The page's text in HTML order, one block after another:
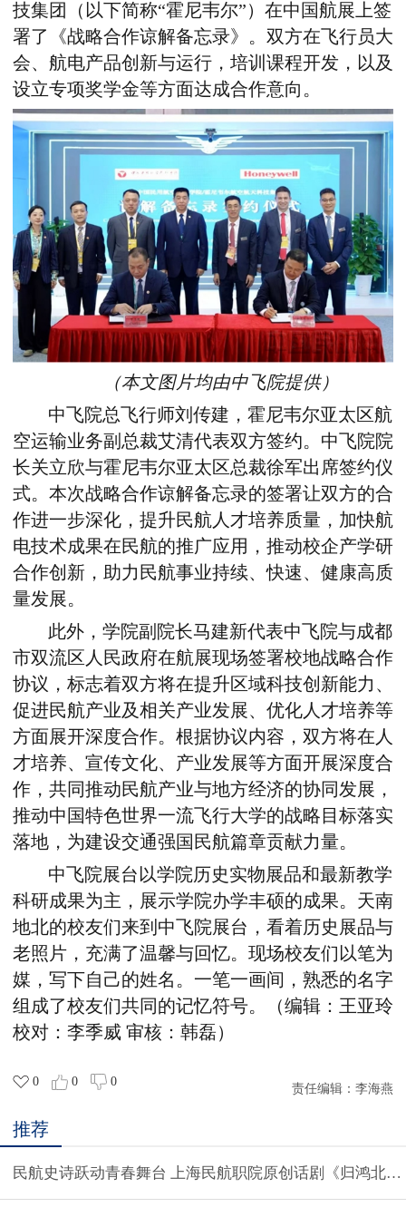
技集团（以下简称“霍尼韦尔”）在中国航展上签
署了《战略合作谅解备忘录》。双方在飞行员大
会、航电产品创新与运行，培训课程开发，以及
设立专项奖学金等方面达成合作意向。
（本文图片均由中飞院提供）
中飞院总飞行师刘传建，霍尼韦尔亚太区航
空运输业务副总裁艾清代表双方签约。中飞院院
长关立欣与霍尼韦尔亚太区总裁徐军出席签约仪
式。本次战略合作谅解备忘录的签署让双方的合
作进一步深化，提升民航人才培养质量，加快航
电技术成果在民航的推广应用，推动校企产学研
合作创新，助力民航事业持续、快速、健康高质
量发展。
此外，学院副院长马建新代表中飞院与成都
市双流区人民政府在航展现场签署校地战略合作
协议，标志着双方将在提升区域科技创新能力、
促进民航产业及相关产业发展、优化人才培养等
方面展开深度合作。根据协议内容，双方将在人
才培养、宣传文化、产业发展等方面开展深度合
作，共同推动民航产业与地方经济的协同发展，
推动中国特色世界一流飞行大学的战略目标落实
落地，为建设交通强国民航篇章贡献力量。
中飞院展台以学院历史实物展品和最新教学
科研成果为主，展示学院办学丰硕的成果。天南
地北的校友们来到中飞院展台，看着历史展品与
老照片，充满了温馨与回忆。现场校友们以笔为
媒，写下自己的姓名。一笔一画间，熟悉的名字
组成了校友们共同的记忆符号。
（编辑：王亚玲
校对：李季威 审核：韩磊）
0 0 0
责任编辑： 李海燕
推荐
民航史诗跃动青春舞台 上海民航职院原创话剧《归鸿北